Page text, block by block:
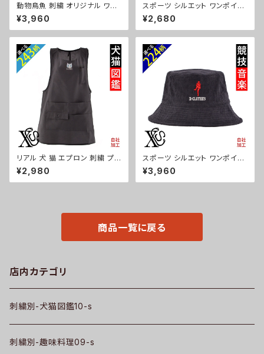
動物鳥魚 刺繍 オリジナル ワン
ポイント ナイロン トートバッグ
メンズ ハンドバッグ 自社ブラン
ド ロゴ グッズ 柄 おしゃれ プレ
魚 動物 ori-a-bag52-b06-s
¥3,960
スポーツ シルエット ワンポイン
ト 刺繍 プレゼント 5.6oz オリ
ジナル 半袖 Tシャツ メンズ ロ
ゴ おしゃれ tシャツ 無地 カット
自社ブランド 父の日 お祭り トッ
プス グッズ 文字 面白い おもし
ろ 卒団 記念品 部活 卒業 ori-a
m-tst2-g08-s
¥2,680
リアル 犬 猫 エプロン 刺繍 プレ
ゼント ワンポイント ワンピース
レディース 撥水加工 おしゃれ
かわいい 脇ボタン マタニティ ギ
¥2,980
スポーツ シルエット ワンポイン
ト 刺繍 コーデュロイ バケットハ
ット メンズ レディース 帽子 自
社ブランド ロゴ グッズ 柄 サッカ
¥3,960
商品一覧に戻る
店内カテゴリ
刺繍別-犬猫図鑑10-s
刺繍別-趣味料理09-s